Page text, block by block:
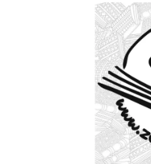
z
5
hvězdiček.